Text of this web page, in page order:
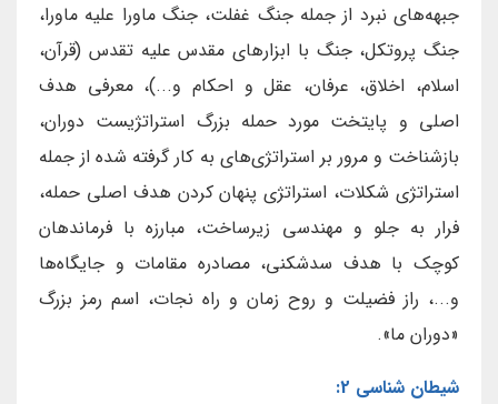
جبهه‌های نبرد از جمله جنگ غفلت، جنگ ماورا علیه ماورا،
جنگ پروتکل، جنگ با ابزارهای مقدس علیه تقدس (قرآن،
اسلام، اخلاق، عرفان، عقل و احکام و...)، معرفی هدف
اصلی و پایتخت مورد حمله بزرگ استراتژیست دوران،
بازشناخت و مرور بر استراتژی‌های به کار گرفته شده از جمله
استراتژی شکلات، استراتژی پنهان کردن هدف اصلی حمله،
فرار به جلو و مهندسی زیرساخت، مبارزه با فرماندهان
کوچک با هدف سدشکنی، مصادره مقامات و جایگاه‌ها
و...، راز فضیلت و روح زمان و راه نجات، اسم رمز بزرگ
«دوران ما».
شیطان شناسی 2: